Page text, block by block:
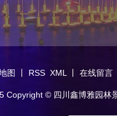
图 RSS XML 在线留言
Copyright © 四川鑫博雅园林